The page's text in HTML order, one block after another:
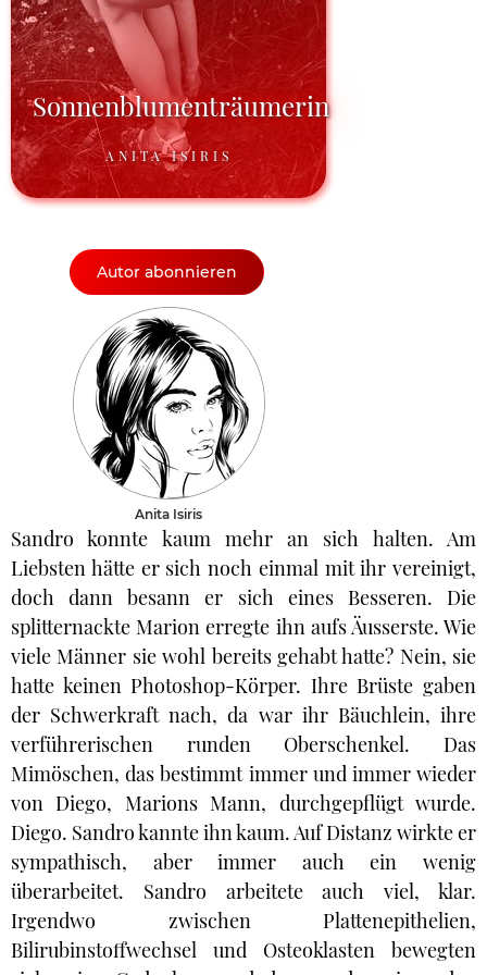
Sonnenblumenträumerin
ANITA ISIRIS
Autor abonnieren
Anita Isiris
Sandro konnte kaum mehr an sich halten. Am
Liebsten hätte er sich noch einmal mit ihr vereinigt,
doch dann besann er sich eines Besseren. Die
splitternackte Marion erregte ihn aufs Äusserste. Wie
viele Männer sie wohl bereits gehabt hatte? Nein, sie
hatte keinen Photoshop-Körper. Ihre Brüste gaben
der Schwerkraft nach, da war ihr Bäuchlein, ihre
verführerischen runden Oberschenkel. Das
Mimöschen, das bestimmt immer und immer wieder
von Diego, Marions Mann, durchgepflügt wurde.
Diego. Sandro kannte ihn kaum. Auf Distanz wirkte er
sympathisch, aber immer auch ein wenig
überarbeitet. Sandro arbeitete auch viel, klar.
Irgendwo zwischen Plattenepithelien,
Bilirubinstoffwechsel und Osteoklasten bewegten